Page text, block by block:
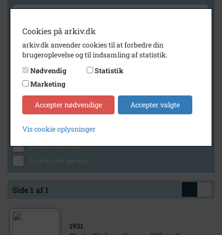
Geografi
Generelt
Vis kun med billeder
Vis kun med lydklip
Vis kun med kilder
Vis kun med geo-tag
Side 1 af 1
1931
Cookies på arkiv.dk
arkiv.dk anvender cookies til at forbedre din
brugeroplevelse og til indsamling af statistik.
Nødvendig
Statistik
Marketing
Accepter nødvendige Accepter valgte
Vis cookie oplysninger